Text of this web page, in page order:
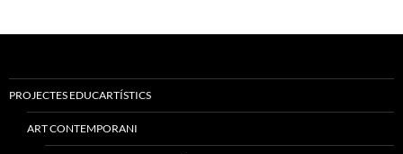
les
PROJECTES EDUCARTÍSTICS
ART CONTEMPORANI